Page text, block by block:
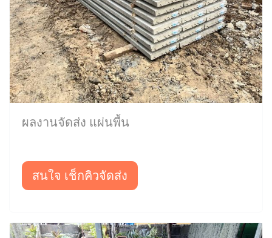
ผลงานจัดส่ง แผ่นพื้น
สนใจ เช็กคิวจัดส่ง